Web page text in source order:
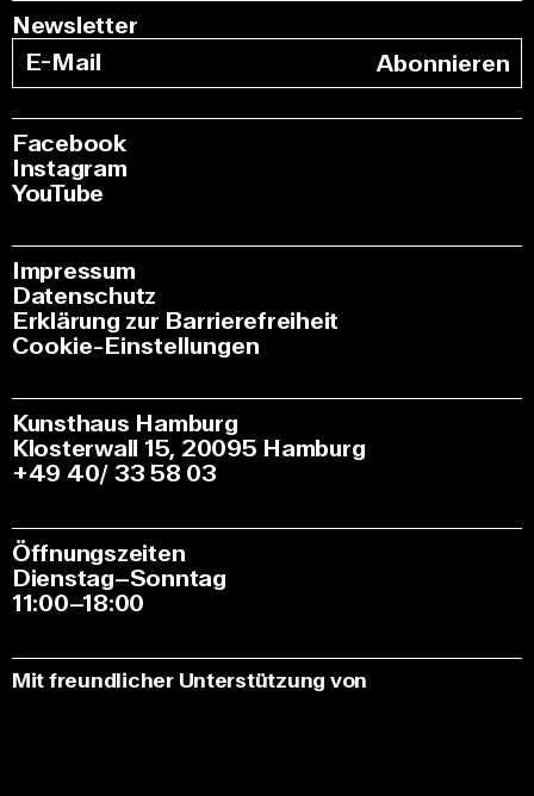
Newsletter
Abonnieren
Facebook
Instagram
YouTube
Impressum
Datenschutz
Erklärung zur Barrierefreiheit
Cookie-Einstellungen
Kunsthaus Hamburg
Klosterwall 15, 20095 Hamburg
+49 40/ 33 58 03
Öffnungszeiten
Dienstag–Sonntag
11:00–18:00
Mit freundlicher Unterstützung von